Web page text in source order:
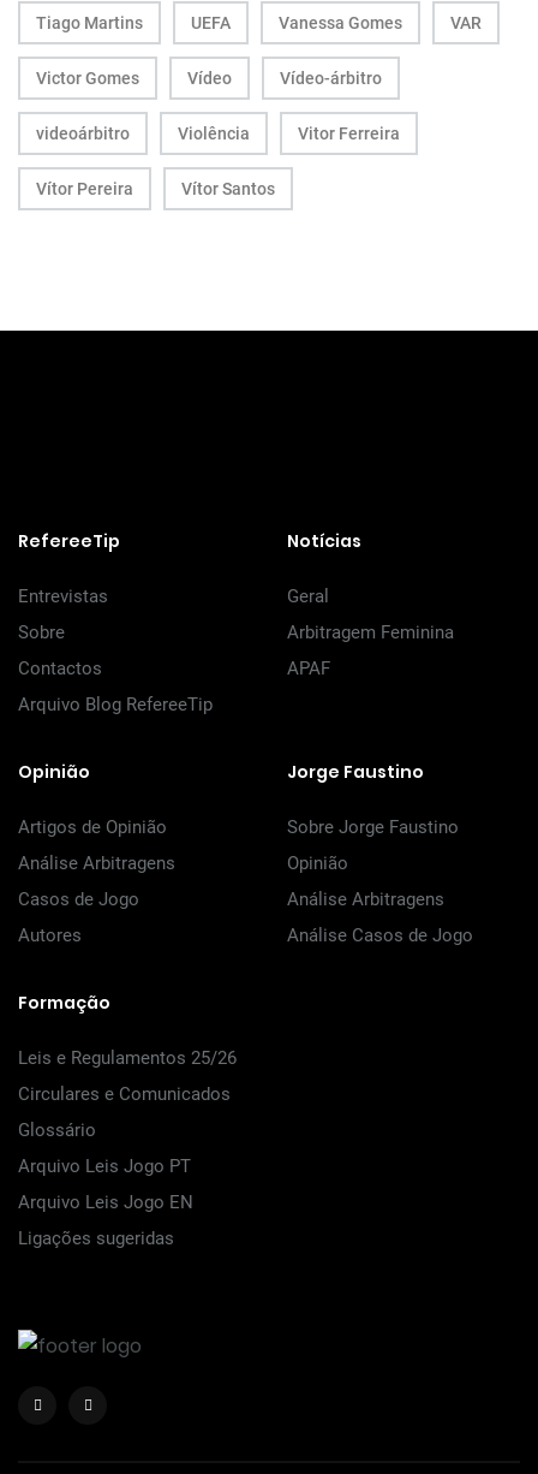
Tiago Martins UEFA Vanessa Gomes VAR
Victor Gomes Vídeo Vídeo-árbitro
videoárbitro Violência Vitor Ferreira
Vítor Pereira Vítor Santos
RefereeTip
Entrevistas
Sobre
Contactos
Arquivo Blog RefereeTip
Notícias
Geral
Arbitragem Feminina
APAF
Opinião
Artigos de Opinião
Análise Arbitragens
Casos de Jogo
Autores
Jorge Faustino
Sobre Jorge Faustino
Opinião
Análise Arbitragens
Análise Casos de Jogo
Formação
Leis e Regulamentos 25/26
Circulares e Comunicados
Glossário
Arquivo Leis Jogo PT
Arquivo Leis Jogo EN
Ligações sugeridas